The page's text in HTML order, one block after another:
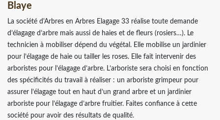
Blaye
La société d'Arbres en Arbres Elagage 33 réalise toute demande
d’élagage d’arbre mais aussi de haies et de fleurs (rosiers…). Le
technicien à mobiliser dépend du végétal. Elle mobilise un jardinier
pour l’élagage de haie ou tailler les roses. Elle fait intervenir des
arboristes pour l’élagage d’arbre. L’arboriste sera choisi en fonction
des spécificités du travail à réaliser : un arboriste grimpeur pour
assurer l’élagage tout en haut d’un grand arbre et un jardinier
arboriste pour l’élagage d’arbre fruitier. Faites confiance à cette
société pour avoir des résultats de qualité.